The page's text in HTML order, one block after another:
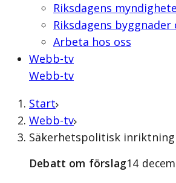
Riksdagens
Riksdagens
Arbeta hos oss
Webb-tv
Webb-tv
Start
Webb-tv
Säkerhetspolitisk inriktning
Debatt om förslag14